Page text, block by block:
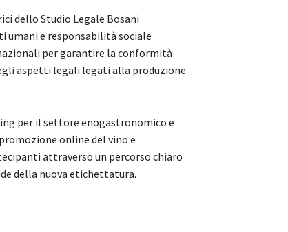
dello Studio Legale Bosani
e responsabilità sociale
per garantire la conformità
aspetti legali legati alla produzione
per il settore enogastronomico e
online del vino e
attraverso un percorso chiaro
della nuova etichettatura.